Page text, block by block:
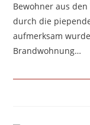
Bewohner aus
durch die
aufmerksam
Brandwohnung…